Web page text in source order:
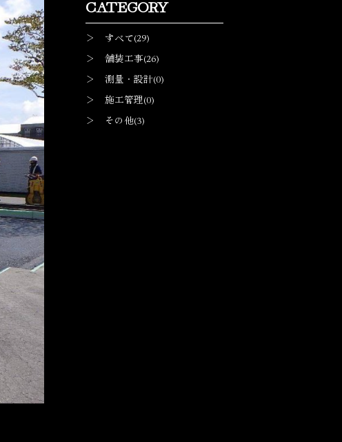
CATEGORY
＞ すべて(29)
＞ 舗装工事(26)
＞ 測量・設計(0)
＞ 施工管理(0)
＞ その他(3)